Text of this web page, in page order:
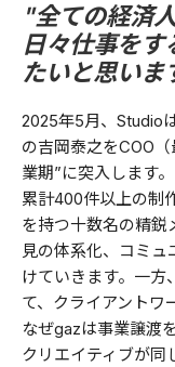
"全ての経済
日々仕事をす
たいと思いま
2025年5月、Studio
の吉岡泰之をCOO
業期”に突入します。
累計400件以上の制
を持つ十数名の精鋭
見の体系化、コミ
けていきます。一方
て、クライアントワ
なぜgazは事業譲渡
クリエイティブが同